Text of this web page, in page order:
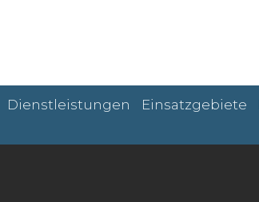
Dienstleistungen Einsatzgebiete